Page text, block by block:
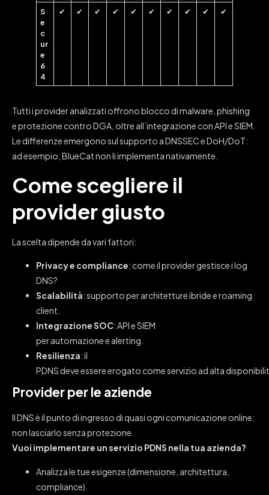
S
e
c
ur
e
6
4
✔ ✔ ✔ ✔ ✔ ✔ ✔ ✔ ✔ ✔
Tutti i provider analizzati offrono blocco di malware, phishing
e protezione contro DGA, oltre all’integrazione con API e SIEM.
Le differenze emergono sul supporto a DNSSEC e DoH/DoT:
ad esempio, BlueCat non li implementa nativamente.
Come scegliere il
provider giusto
La scelta dipende da vari fattori:
Privacy e compliance: come il provider gestisce i log
DNS?
Scalabilità: supporto per architetture ibride e roaming
client.
Integrazione SOC: API e SIEM
per automazione e alerting.
Resilienza: il
PDNS deve essere erogato come servizio ad alta
Provider per le aziende
Il DNS è il punto di ingresso di quasi ogni comunicazione online:
non lasciarlo senza protezione.
Vuoi implementare un servizio PDNS nella tua azienda?
Analizza le tue esigenze (dimensione, architettura,
compliance).